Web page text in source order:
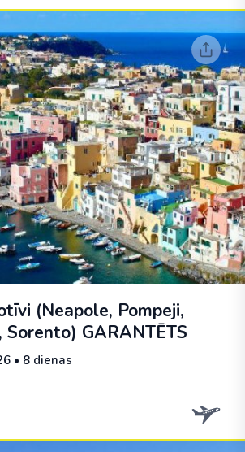
(Neapole, Pompeji,
Sorento) GARANTĒTS
• 8 dienas